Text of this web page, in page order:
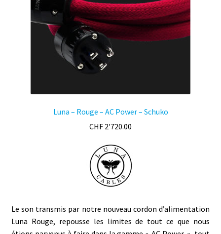
Luna – Rouge – AC Power – Schuko
CHF 2'720.00
Le son transmis par notre nouveau cordon d’alimentation
Luna Rouge, repousse les limites de tout ce que nous